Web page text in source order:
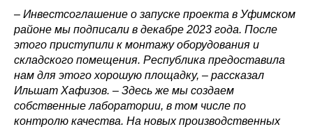
– Инвестсоглашение о запуске проекта в Уфимском
районе мы подписали в декабре 2023 года. После
этого приступили к монтажу оборудования и
складского помещения. Республика предоставила
нам для этого хорошую площадку, – рассказал
Ильшат Хафизов. – Здесь же мы создаем
собственные лаборатории, в том числе по
контролю качества. На новых производственных